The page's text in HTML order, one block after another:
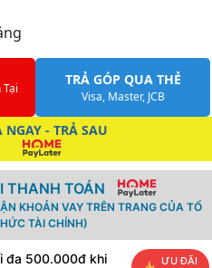
TRẢ GÓP QUA THẺ
Visa, Master, JCB
NGAY - TRẢ SAU
THANH TOÁN
KHOẢN VAY TRÊN TRANG CỦA TỔ
TÀI CHÍNH)
đa 500.000đ khi
ƯU ĐÃI